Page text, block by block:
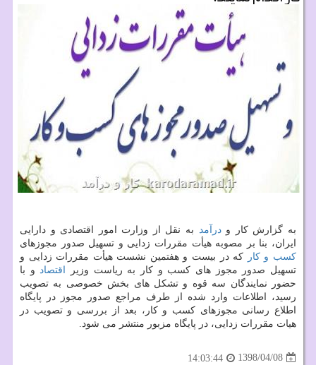
به گزارش كار ودرآمد به نقل از وزارت امور اقتصادی و دارایی
ایران، بنا بر مصوبه هیأت مقررات زدایی و تسهیل صدور مجوزهای
كسب و كار
كه در بیست و هفتمین نشست هیأت مقررات زدایی و
تسهیل صدور مجوز های كسب و كار به ریاست وزیر
اقتصادو با
حضور نمایندگان سه قوه و تشكل های بخش خصوصی به تصویب
رسید، اطلاعات وارد شده از طرف مراجع صدور مجوز در پایگاه
اطلاع رسانی مجوزهای كسب و كار، بعد از بررسی و تصویب در
هیات مقررات زدایی، در پایگاه مزبور منتشر می شود.
1398/04/08
14:03:44